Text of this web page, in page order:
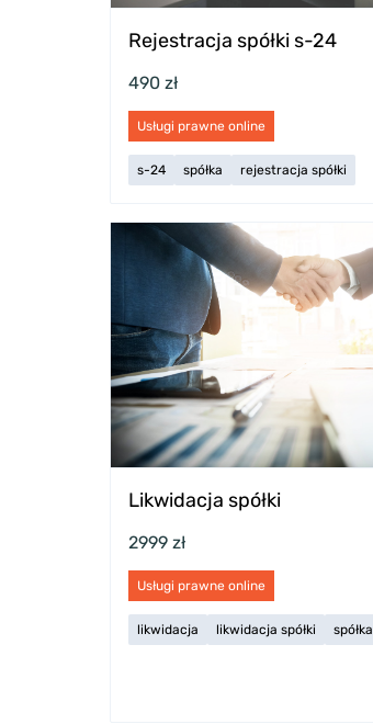
Rejestracja spółki s-24
490 zł
Usługi prawne online
s-24 spółka rejestracja spółki
Likwidacja spółki
2999 zł
Usługi prawne online
likwidacja likwidacja spółki spółka